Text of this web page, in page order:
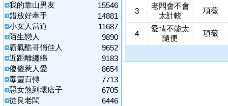
我的靠山男友
15546
錯放好牽手
14881
小女人當道
11687
陌生戀人
9890
霸氣酷哥俏佳人
9652
近距離纏綿
9183
傻傻惹人愛
8654
毒靈百轉
7713
惡女煞到壞痞子
6705
從良老闆
6446
3
老闆會不會
太計較
項薇
4
愛情不能太
隨便
項薇